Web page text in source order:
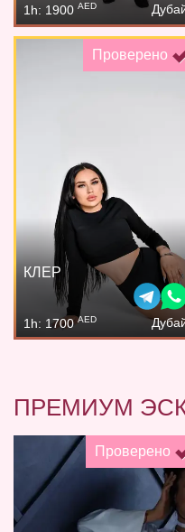
1h: 1900 AED
Проверено
КЛЕР
1h: 1700AED
ПРЕМИУМ
Проверено